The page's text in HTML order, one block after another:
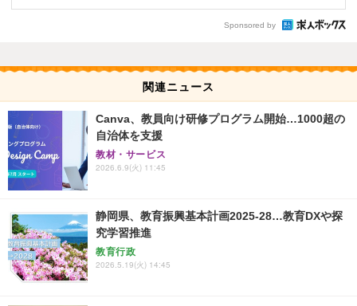
Sponsored by
関連ニュース
Canva、教員向け研修プログラム開始…1000超の
自治体を支援
教材・サービス
2026.6.9(火) 11:45
静岡県、教育振興基本計画2025-28…教育DXや探
究学習推進
教育行政
2026.5.19(火) 14:45